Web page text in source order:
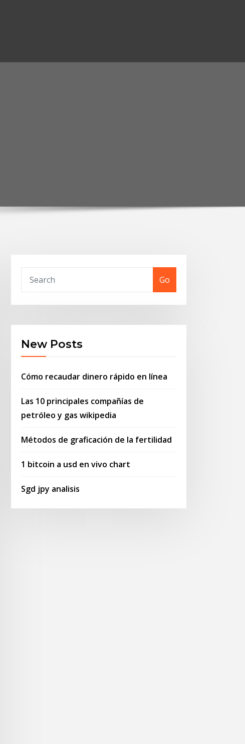
Go
New Posts
Cómo recaudar dinero rápido en línea
Las 10 principales compañías de
petróleo y gas wikipedia
Métodos de graficación de la fertilidad
1 bitcoin a usd en vivo chart
Sgd jpy analisis